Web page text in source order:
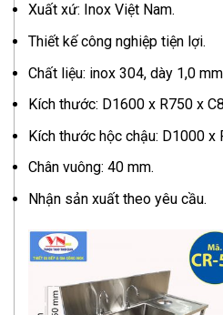
Xuất xứ: Inox Việt Nam.
Thiết kế công nghiệp tiện lợi.
Chất liệu: inox 304, dày 1,0
Kích thước: D1600 x R750 x
Kích thước hộc chậu: D1000 x
Chân vuông: 40 mm.
Nhận sản xuất theo yêu cầu.